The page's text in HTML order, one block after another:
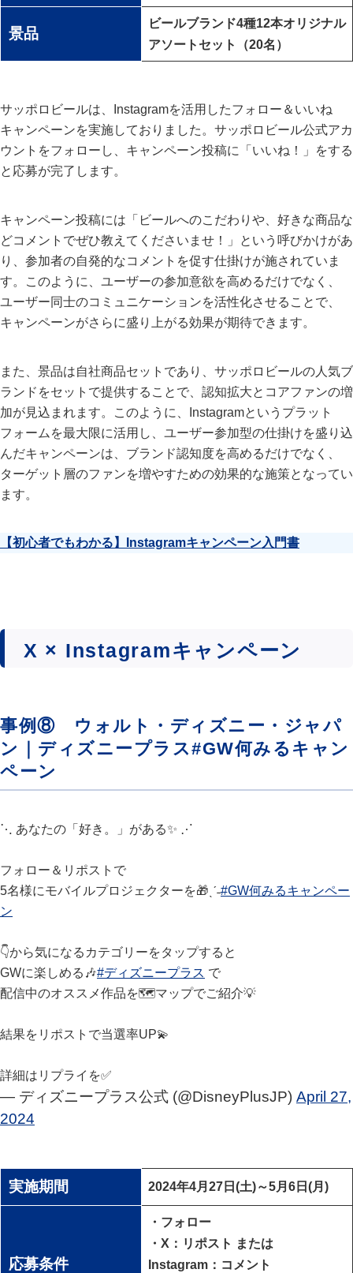
景品
ビールブランド4種12本オリジナル
アソートセット（20名）
サッポロビールは、Instagramを活用したフォロー＆いいね
キャンペーンを実施しておりました。サッポロビール公式アカ
ウントをフォローし、キャンペーン投稿に「いいね！」をする
と応募が完了します。
キャンペーン投稿には「ビールへのこだわりや、好きな商品な
どコメントでぜひ教えてくださいませ！」という呼びかけがあ
り、参加者の自発的なコメントを促す仕掛けが施されていま
す。このように、ユーザーの参加意欲を高めるだけでなく、
ユーザー同士のコミュニケーションを活性化させることで、
キャンペーンがさらに盛り上がる効果が期待できます。
また、景品は自社商品セットであり、サッポロビールの人気ブ
ランドをセットで提供することで、認知拡大とコアファンの増
加が見込まれます。このように、Instagramというプラット
フォームを最大限に活用し、ユーザー参加型の仕掛けを盛り込
んだキャンペーンは、ブランド認知度を高めるだけでなく、
ターゲット層のファンを増やすための効果的な施策となってい
ます。
【初心者でもわかる】Instagramキャンペーン入門書
X × Instagramキャンペーン
事例⑧ ウォルト・ディズニー・ジャパ
ン｜ディズニープラス#GW何みるキャン
ペーン
⋱ あなたの「好き。」がある✨ ⋰
フォロー＆リポストで
5名様にモバイルプロジェクターを🎁ˎˊ˗#GW何みるキャンペー
ン
👇から気になるカテゴリーをタップすると
GWに楽しめる🎶#ディズニープラス で
配信中のオススメ作品を🗺マップでご紹介💡
結果をリポストで当選率UP💫
詳細はリプライを✅
— ディズニープラス公式 (@DisneyPlusJP) April 27,
2024
実施期間 2024年4月27日(土)～5月6日(月)
応募条件
・フォロー
・X：リポスト または
Instagram：コメント